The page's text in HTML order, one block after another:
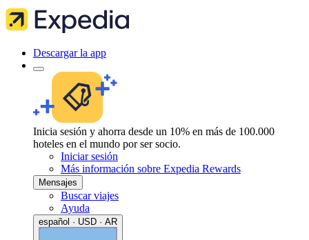
Descargar la app
Inicia sesión y ahorra desde un 10% en más de 100.000
hoteles en el mundo por ser socio.
Iniciar sesión
Más información sobre Expedia Rewards
Mensajes
Buscar viajes
Ayuda
español · USD · AR